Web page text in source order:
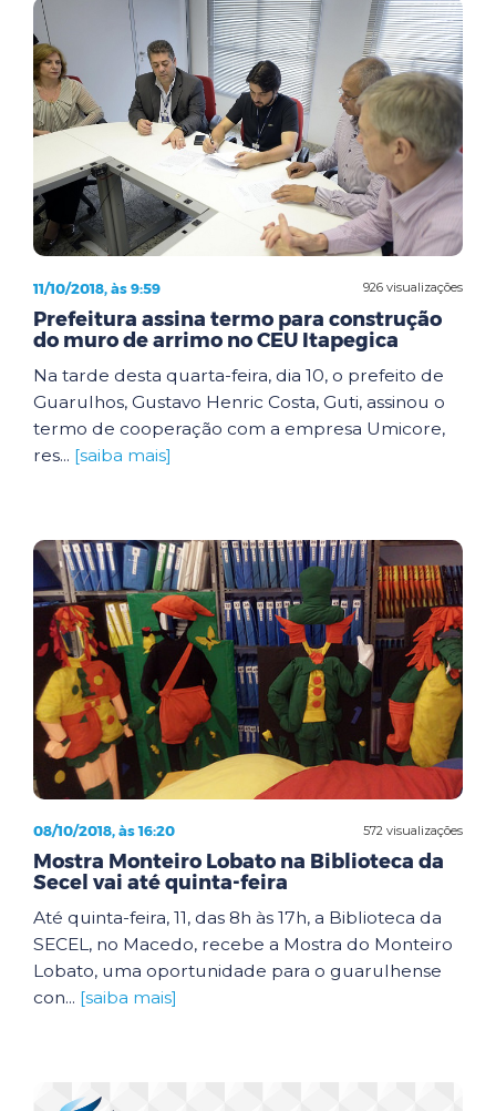
926 visualizações
11/10/2018, às 9:59
Prefeitura assina termo para construção
do muro de arrimo no CEU Itapegica
Na tarde desta quarta-feira, dia 10, o prefeito de
Guarulhos, Gustavo Henric Costa, Guti, assinou o
termo de cooperação com a empresa Umicore,
res... [saiba mais]
572 visualizações
08/10/2018, às 16:20
Mostra Monteiro Lobato na Biblioteca da
Secel vai até quinta-feira
Até quinta-feira, 11, das 8h às 17h, a Biblioteca da
SECEL, no Macedo, recebe a Mostra do Monteiro
Lobato, uma oportunidade para o guarulhense
con... [saiba mais]